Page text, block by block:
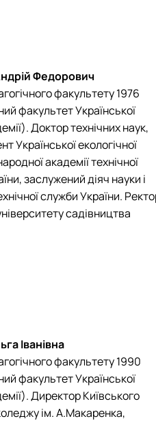
Федорович
факультету 1976
факультет Української
Доктор технічних наук,
Української екологічної
академії технічної
заслужений діяч науки і
служби України.
садівництва
Іванівна
факультету 1990
факультет Української
Директор Київського
ім. А.Макаренка,